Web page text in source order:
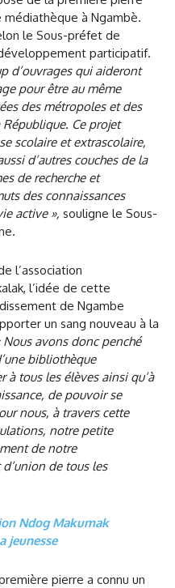
à Ngambè.
le Sous-préfet de
participatif.
d’ouvrages qui aideront
pour être au même
des métropoles et des
Ce projet
scolaire et extrascolaire,
d’autres couches de la
de recherche et
des connaissances
active », souligne le Sous-
l’association
l’idée de cette
de Ngambe
un sang nouveau à la
Nous avons donc penché
bibliothèque
à tous les élèves ainsi qu’à
de pouvoir se
nous, à travers cette
notre petite
de notre
de tous les
Ndog Makumak
jeunesse
pierre a connu un